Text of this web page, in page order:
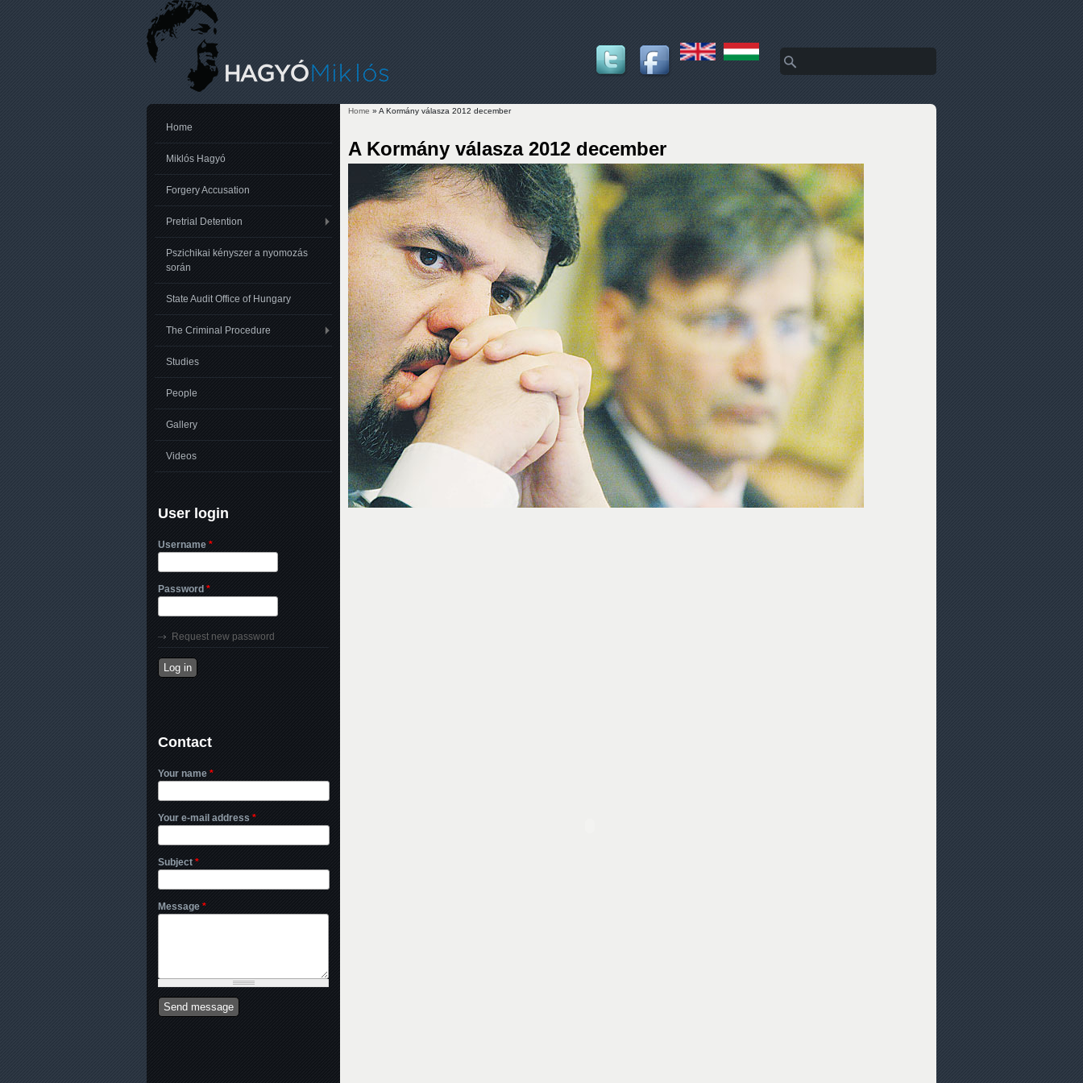
Search form
Search
Home » A Kormány válasza 2012 december
A Kormány válasza 2012 december
Home
Miklós Hagyó
Forgery Accusation
Pretrial Detention
Pszichikai kényszer a nyomozás
során
State Audit Office of Hungary
The Criminal Procedure
Studies
People
Gallery
Videos
User login
Username *
Password *
Request new password
Contact
Your name *
Your e-mail address *
Subject *
Message *